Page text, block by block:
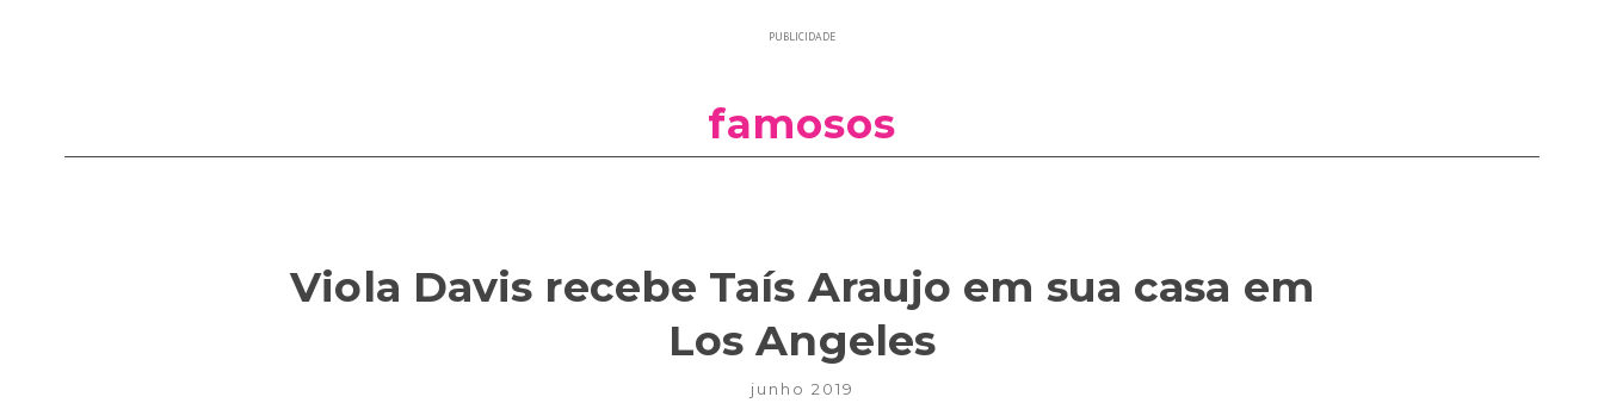
PUBLICIDADE
famosos
Viola Davis recebe Taís Araujo em sua casa em
Los Angeles
junho 2019